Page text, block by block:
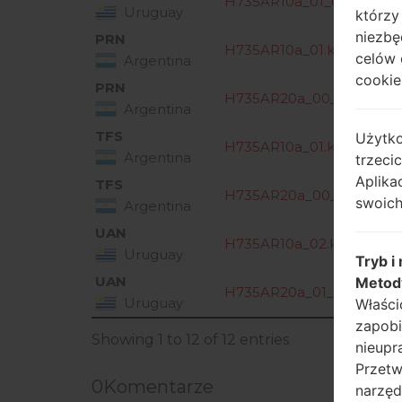
Uruguay
PRN
Argentina
H735AR10a_01.kdz
PRN
Argentina
H735AR20a_00_1107.kdz
TFS
Argentina
H735AR10a_01.kdz
TFS
Argentina
H735AR20a_00_0913.kdz
UAN
Uruguay
H735AR10a_02.kdz
UAN
Uruguay
H735AR20a_01_0530.kdz
Showing 1 to 12 of 12 entries
0Komentarze
którzy
celów
Tryb i